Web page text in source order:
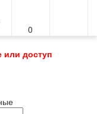
0
или доступ